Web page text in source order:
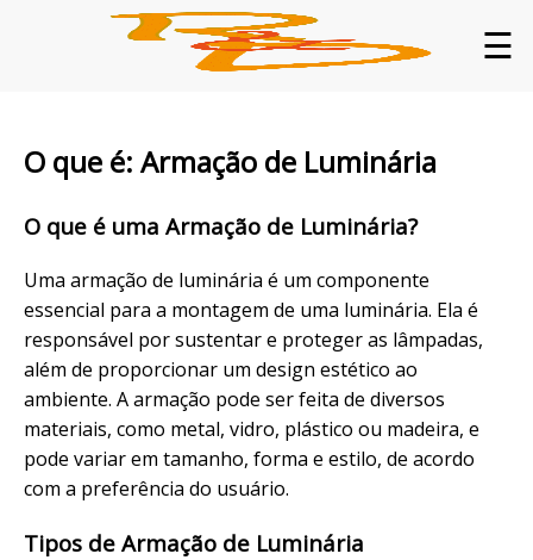
☰
O que é: Armação de Luminária
O que é uma Armação de Luminária?
Uma armação de luminária é um componente
essencial para a montagem de uma luminária. Ela é
responsável por sustentar e proteger as lâmpadas,
além de proporcionar um design estético ao
ambiente. A armação pode ser feita de diversos
materiais, como metal, vidro, plástico ou madeira, e
pode variar em tamanho, forma e estilo, de acordo
com a preferência do usuário.
Tipos de Armação de Luminária